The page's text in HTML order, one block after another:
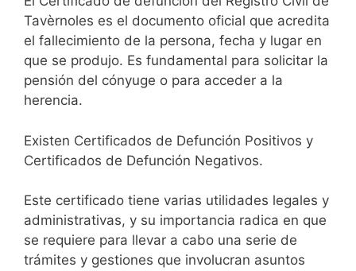
Tavèrnoles es el documento oficial que acredita
el fallecimiento de la persona, fecha y lugar en
que se produjo. Es fundamental para solicitar la
pensión del cónyuge o para acceder a la
herencia.
Existen Certificados de Defunción Positivos y
Certificados de Defunción Negativos.
Este certificado tiene varias utilidades legales y
administrativas, y su importancia radica en que
se requiere para llevar a cabo una serie de
trámites y gestiones que involucran asuntos